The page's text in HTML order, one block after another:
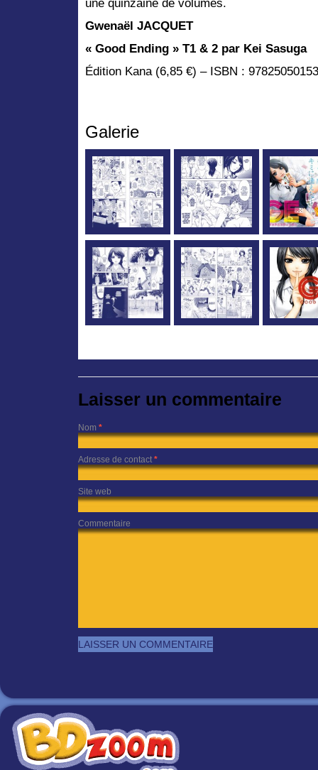
une quinzaine de volumes.
Gwenaël JACQUET
« Good Ending » T1 & 2 par Kei Sasuga
Édition Kana (6,85 €) – ISBN :
Galerie
Laisser un commentaire
Nom *
Adresse de contact *
Site web
Commentaire